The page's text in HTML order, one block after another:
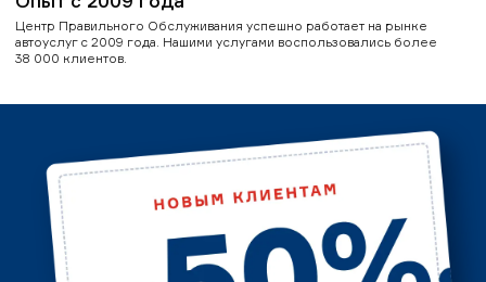
Центр Правильного Обслуживания успешно работает на рынке
автоуслуг с 2009 года. Нашими услугами воспользовались более
38 000 клиентов.